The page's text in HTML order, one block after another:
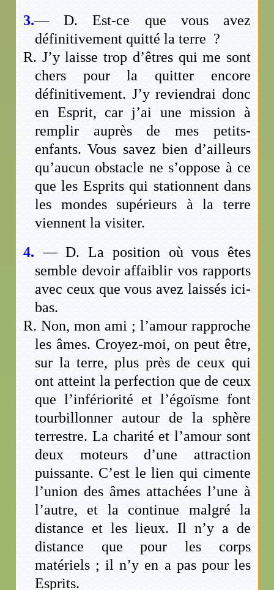
3.— D. Est-ce que vous avez
définitivement quitté la terre ?
R. J’y laisse trop d’êtres qui me sont
chers pour la quitter encore
définitivement. J’y reviendrai donc
en Esprit, car j’ai une mission à
remplir auprès de mes petits-
enfants. Vous savez bien d’ailleurs
qu’aucun obstacle ne s’oppose à ce
que les Esprits qui stationnent dans
les mondes supérieurs à la terre
viennent la visiter.
4. — D. La position où vous êtes
semble devoir affaiblir vos rapports
avec ceux que vous avez laissés ici-
bas.
R. Non, mon ami ; l’amour rapproche
les âmes. Croyez-moi, on peut être,
sur la terre, plus près de ceux qui
ont atteint la perfection que de ceux
que l’infériorité et l’égoïsme font
tourbillonner autour de la sphère
terrestre. La charité et l’amour sont
deux moteurs d’une attraction
puissante. C’est le lien qui cimente
l’union des âmes attachées l’une à
l’autre, et la continue malgré la
distance et les lieux. Il n’y a de
distance que pour les corps
matériels ; il n’y en a pas pour les
Esprits.